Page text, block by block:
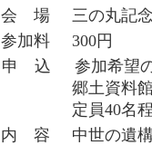
会 場
三の丸記
参加料
300円
申 込
参加希望
郷土資料
定員40名
内 容
中世の遺